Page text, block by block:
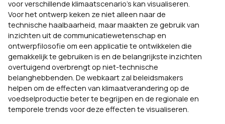
voor verschillende klimaatscenario’s kan visualiseren.
Voor het ontwerp keken ze niet alleen naar de
technische haalbaarheid, maar maakten ze gebruik van
inzichten uit de communicatiewetenschap en
ontwerpfilosofie om een applicatie te ontwikkelen die
gemakkelijk te gebruiken is en de belangrijkste inzichten
overtuigend overbrengt op niet-technische
belanghebbenden. De webkaart zal beleidsmakers
helpen om de effecten van klimaatverandering op de
voedselproductie beter te begrijpen en de regionale en
temporele trends voor deze effecten te visualiseren.